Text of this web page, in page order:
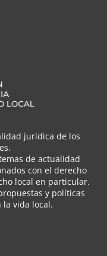
jurídica de los
de actualidad
con el derecho
local en particular.
y políticas
vida local.